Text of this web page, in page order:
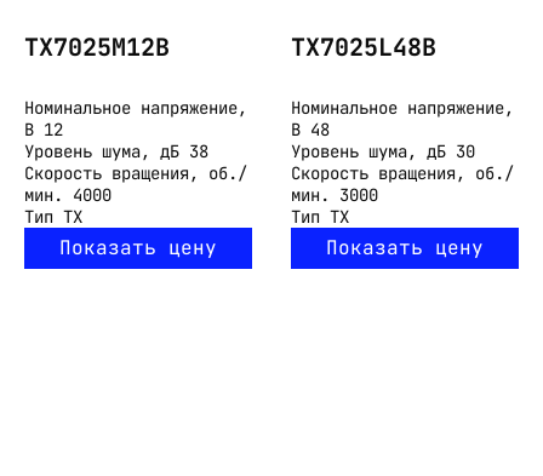
TX7025M12B
Номинальное напряжение,
В 12
Уровень шума, дБ 38
Скорость вращения, об./
мин.
4000
Тип TX
Показать цену
TX7025L48B
Номинальное напряжение,
В 48
Уровень шума, дБ 30
Скорость вращения, об./
мин.
3000
Тип TX
Показать цену